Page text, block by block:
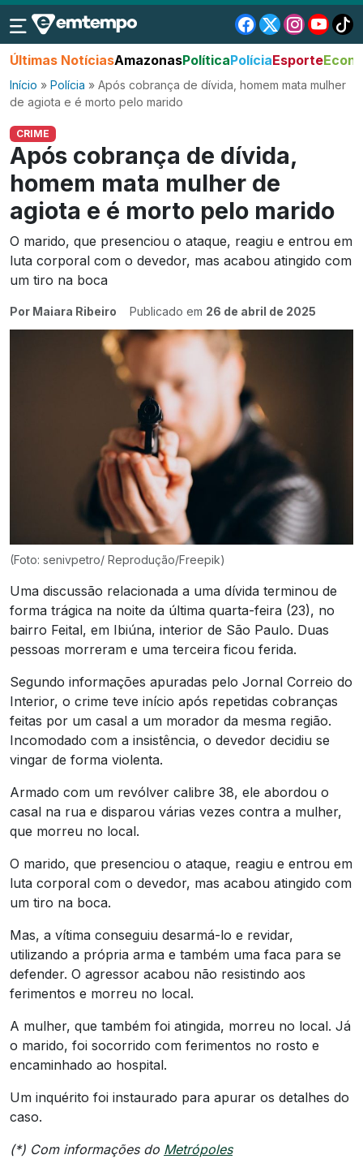
Últimas NotíciasAmazonasPolíticaPolíciaEsporte
Início » Polícia » Após cobrança de dívida, homem mata mulher
de agiota e é morto pelo marido
CRIME
Após cobrança de dívida,
homem mata mulher de
agiota e é morto pelo marido
O marido, que presenciou o ataque, reagiu e entrou em
luta corporal com o devedor, mas acabou atingido com
um tiro na boca
Por Maiara Ribeiro Publicado em 26 de abril de 2025
(Foto: senivpetro/ Reprodução/Freepik)
Uma discussão relacionada a uma dívida terminou de
forma trágica na noite da última quarta-feira (23), no
bairro Feital, em Ibiúna, interior de São Paulo. Duas
pessoas morreram e uma terceira ficou ferida.
Segundo informações apuradas pelo Jornal Correio do
Interior, o crime teve início após repetidas cobranças
feitas por um casal a um morador da mesma região.
Incomodado com a insistência, o devedor decidiu se
vingar de forma violenta.
Armado com um revólver calibre 38, ele abordou o
casal na rua e disparou várias vezes contra a mulher,
que morreu no local.
O marido, que presenciou o ataque, reagiu e entrou em
luta corporal com o devedor, mas acabou atingido com
um tiro na boca.
Mas, a vítima conseguiu desarmá-lo e revidar,
utilizando a própria arma e também uma faca para se
defender. O agressor acabou não resistindo aos
ferimentos e morreu no local.
A mulher, que também foi atingida, morreu no local. Já
o marido, foi socorrido com ferimentos no rosto e
encaminhado ao hospital.
Um inquérito foi instaurado para apurar os detalhes do
caso.
(*) Com informações do Metrópoles